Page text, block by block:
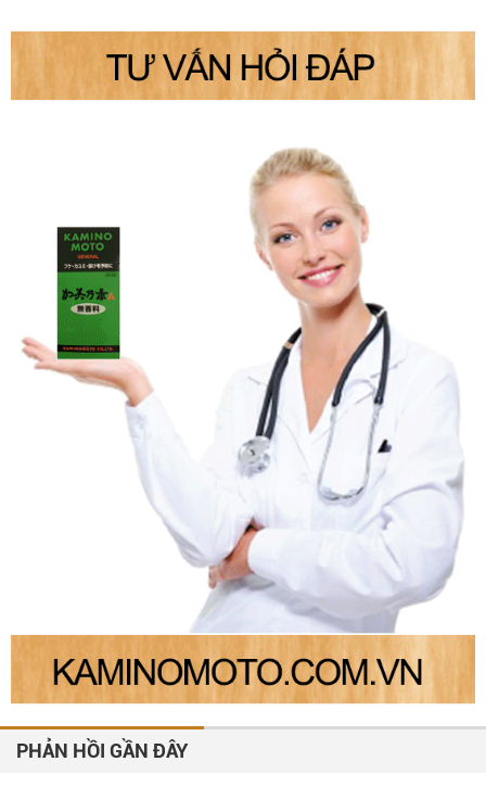
PHẢN HỒI GẦN ĐÂY